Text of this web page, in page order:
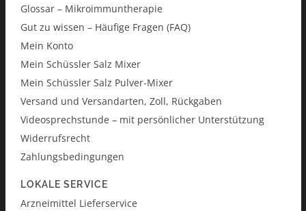
Glossar – Mikroimmuntherapie
Gut zu wissen – Häufige Fragen (FAQ)
Mein Konto
Mein Schüssler Salz Mixer
Mein Schüssler Salz Pulver-Mixer
Versand und Versandarten, Zoll, Rückgaben
Videosprechstunde – mit persönlicher Unterstützung
Widerrufsrecht
Zahlungsbedingungen
LOKALE SERVICE
Arzneimittel Lieferservice